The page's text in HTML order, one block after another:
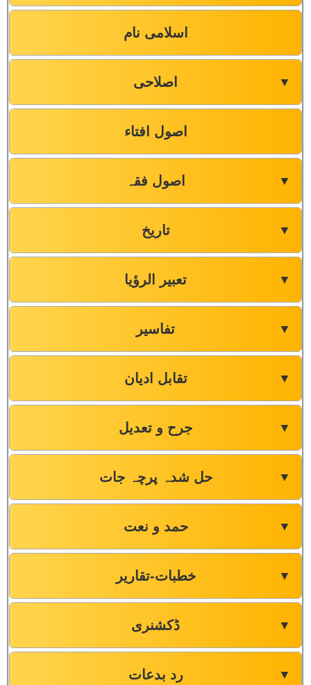
اسلامی نام
اصلاحی ▼
اصول افتاء
اصول فقہ ▼
تاریخ ▼
تعبیر الرؤیا ▼
تفاسیر ▼
تقابل ادیان ▼
جرح و تعدیل ▼
حل شدہ پرچہ جات ▼
حمد و نعت ▼
خطبات-تقاریر ▼
ڈکشنری ▼
رد بدعات ▼